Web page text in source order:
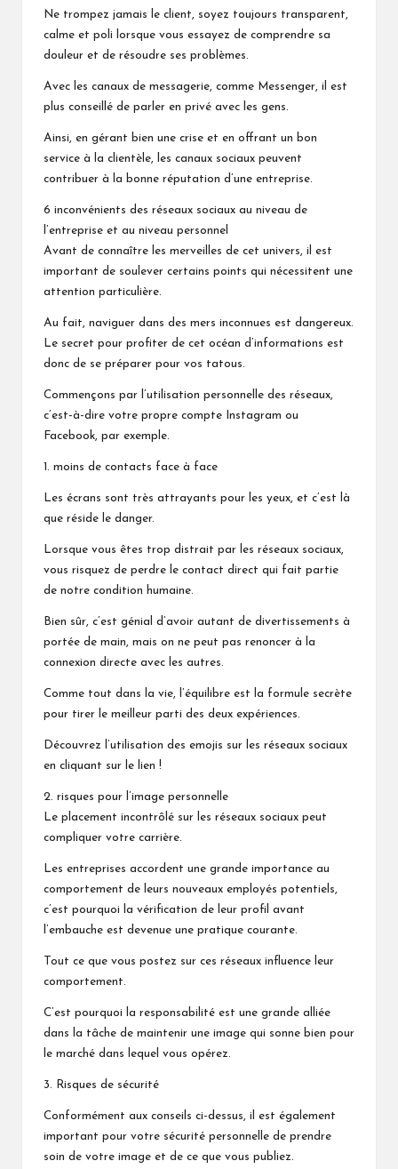
Ne trompez jamais le client, soyez toujours transparent,
calme et poli lorsque vous essayez de comprendre sa
douleur et de résoudre ses problèmes.
Avec les canaux de messagerie, comme Messenger, il est
plus conseillé de parler en privé avec les gens.
Ainsi, en gérant bien une crise et en offrant un bon
service à la clientèle, les canaux sociaux peuvent
contribuer à la bonne réputation d’une entreprise.
6 inconvénients des réseaux sociaux au niveau de
l’entreprise et au niveau personnel
Avant de connaître les merveilles de cet univers, il est
important de soulever certains points qui nécessitent une
attention particulière.
Au fait, naviguer dans des mers inconnues est dangereux.
Le secret pour profiter de cet océan d’informations est
donc de se préparer pour vos tatous.
Commençons par l’utilisation personnelle des réseaux,
c’est-à-dire votre propre compte Instagram ou
Facebook, par exemple.
1. moins de contacts face à face
Les écrans sont très attrayants pour les yeux, et c’est là
que réside le danger.
Lorsque vous êtes trop distrait par les réseaux sociaux,
vous risquez de perdre le contact direct qui fait partie
de notre condition humaine.
Bien sûr, c’est génial d’avoir autant de divertissements à
portée de main, mais on ne peut pas renoncer à la
connexion directe avec les autres.
Comme tout dans la vie, l’équilibre est la formule secrète
pour tirer le meilleur parti des deux expériences.
Découvrez l’utilisation des emojis sur les réseaux sociaux
en cliquant sur le lien !
2. risques pour l’image personnelle
Le placement incontrôlé sur les réseaux sociaux peut
compliquer votre carrière.
Les entreprises accordent une grande importance au
comportement de leurs nouveaux employés potentiels,
c’est pourquoi la vérification de leur profil avant
l’embauche est devenue une pratique courante.
Tout ce que vous postez sur ces réseaux influence leur
comportement.
C’est pourquoi la responsabilité est une grande alliée
dans la tâche de maintenir une image qui sonne bien pour
le marché dans lequel vous opérez.
3. Risques de sécurité
Conformément aux conseils ci-dessus, il est également
important pour votre sécurité personnelle de prendre
soin de votre image et de ce que vous publiez.